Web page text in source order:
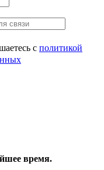
с политикой
время.